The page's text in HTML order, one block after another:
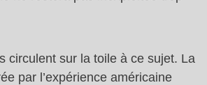
circulent sur la toile à ce sujet. La
par l’expérience américaine